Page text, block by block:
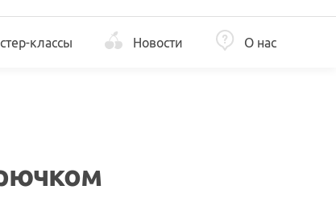
классы Новости О нас